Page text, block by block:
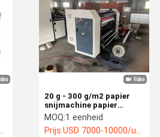
20 g - 300 g/m2 papier
snijmachine papier
snijmachine voor
papierfilm
MOQ:1 eenheid
Prijs:USD 7000-10000/unit